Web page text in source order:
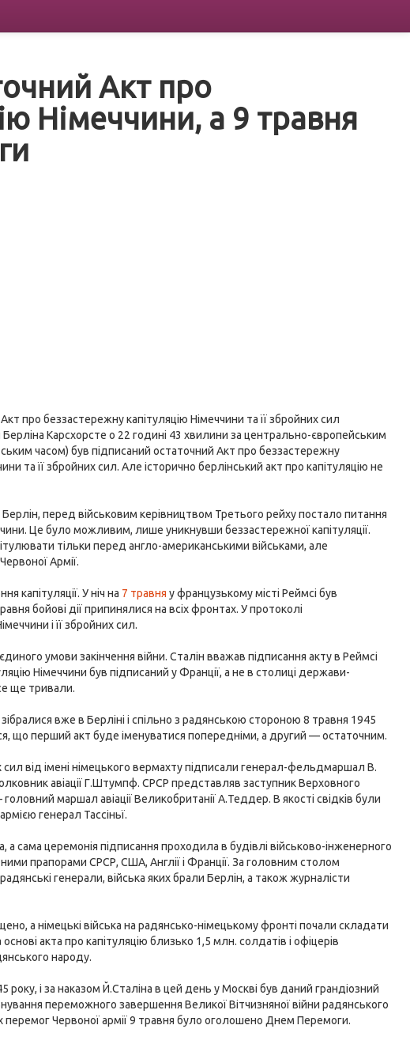
Акт про
Німеччини, а 9 травня
про беззастережну капітуляцію Німеччини та її збройних сил
Берліна Карсхорсте о 22 годині 43 хвилини за центрально-європейським
часом) був підписаний остаточний Акт про беззастережну
та її збройних сил. Але історично берлінський акт про капітуляцію не
перед військовим керівництвом Третього рейху постало питання
Це було можливим, лише уникнувши беззастережної капітуляції.
тільки перед англо-американськими військами, але
Армії.
капітуляції. У ніч на 7 травня у французькому місті Реймсі був
бойові дії припинялися на всіх фронтах. У протоколі
і її збройних сил.
умови закінчення війни. Сталін вважав підписання акту в Реймсі
Німеччини був підписаний у Франції, а не в столиці держави-
ще тривали.
вже в Берліні і спільно з радянською стороною 8 травня 1945
що перший акт буде іменуватися попередніми, а другий — остаточним.
від імені німецького вермахту підписали генерал-фельдмаршал В.
авіації Г.Штумпф. СРСР представляв заступник Верховного
маршал авіації Великобританії А.Теддер. В якості свідків були
генерал Тассіньї.
сама церемонія підписання проходила в будівлі військово-інженерного
прапорами СРСР, США, Англії і Франції. За головним столом
генерали, війська яких брали Берлін, а також журналісти
а німецькі війська на радянсько-німецькому фронті почали складати
акта про капітуляцію близько 1,5 млн. солдатів і офіцерів
народу.
і за наказом Й.Сталіна в цей день у Москві був даний грандіозний
переможного завершення Великої Вітчизняної війни радянського
перемог Червоної армії 9 травня було оголошено Днем Перемоги.